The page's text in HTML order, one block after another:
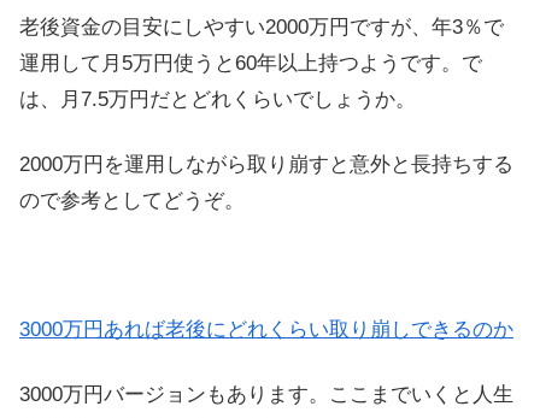
老後資金の目安にしやすい2000万円ですが、年3％で
運用して月5万円使うと60年以上持つようです。で
は、月7.5万円だとどれくらいでしょうか。
2000万円を運用しながら取り崩すと意外と長持ちする
ので参考としてどうぞ。
3000万円あれば老後にどれくらい取り崩しできるのか
3000万円バージョンもあります。ここまでいくと人生